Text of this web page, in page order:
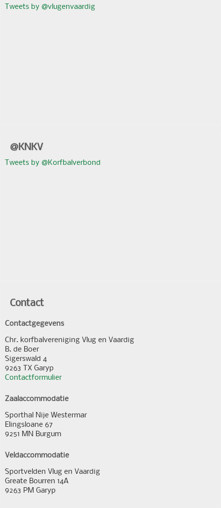
Tweets by @vlugenvaardig
@KNKV
Tweets by @Korfbalverbond
Contact
Contactgegevens
Chr. korfbalvereniging Vlug en Vaardig
B. de Boer
Sigerswald 4
9263 TX Garyp
Contactformulier
Zaalaccommodatie
Sporthal Nije Westermar
Elingsloane 67
9251 MN Burgum
Veldaccommodatie
Sportvelden Vlug en Vaardig
Greate Bourren 14A
9263 PM Garyp